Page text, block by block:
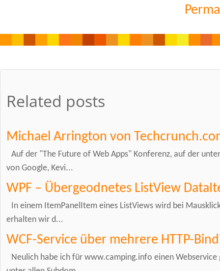
Related posts
Michael Arrington von
Auf der "The Future of Web Apps" Konferenz, auf der
von Google, Kevi...
WPF – Übergeodnetes ListView
In einem ItemPanelItem eines ListViews wird bei
erhalten wir d...
WCF-Service über mehrere HTTP-
Neulich habe ich für www.camping.info einen Webservice